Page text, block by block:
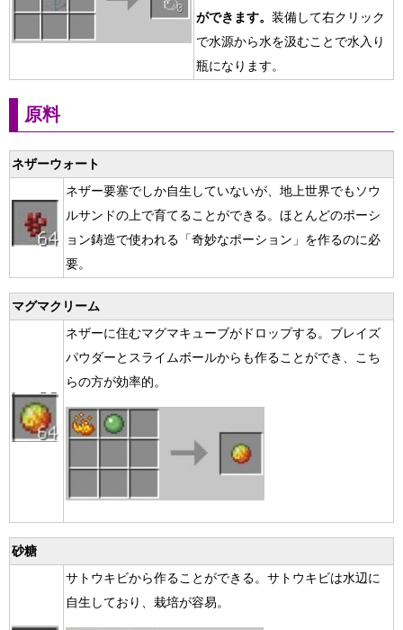
ができます。 装備して右クリック
で水源から水を汲むことで水入り
瓶になります。
原料
ネザーウォート
ネザー要塞でしか自生していないが、地上世界でもソウ
ルサンドの上で育てることができる。ほとんどのポーシ
ョン鋳造で使われる「奇妙なポーション」を作るのに必
要。
マグマクリーム
ネザーに住むマグマキューブがドロップする。ブレイズ
パウダーとスライムボールからも作ることができ、こち
らの方が効率的。
砂糖
サトウキビから作ることができる。サトウキビは水辺に
自生しており、栽培が容易。